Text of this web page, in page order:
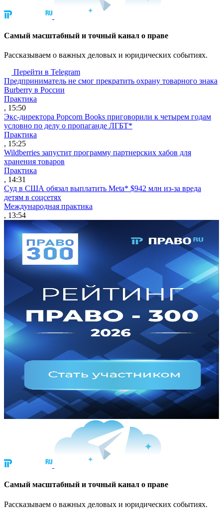
Cамый масштабный и точный канал о праве
Рассказываем о важных деловых и юридических событиях.
Перейти в Telegram
Предприниматель не смог прекратить охрану товарного знака
Burberry в России
Практика
, 15:50
Экс-директора Popcorn Books приговорили к четырем годам
условно по делу о пропаганде ЛГБТ*
Практика
, 15:25
Wildberries запустит программу партнерских хабов для
хранения товаров
Практика
, 14:31
Суд в США обязал выплатить Meta* $942 млн из-за вреда
детям в соцсетях
Международная практика
, 13:54
Cамый масштабный и точный канал о праве
Рассказываем о важных деловых и юридических событиях.